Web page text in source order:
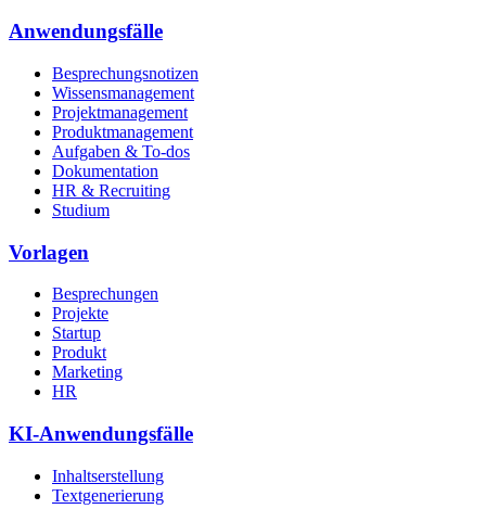
Anwendungsfälle
Besprechungsnotizen
Wissensmanagement
Projektmanagement
Produktmanagement
Aufgaben & To-dos
Dokumentation
HR & Recruiting
Studium
Vorlagen
Besprechungen
Projekte
Startup
Produkt
Marketing
HR
KI-Anwendungsfälle
Inhaltserstellung
Textgenerierung